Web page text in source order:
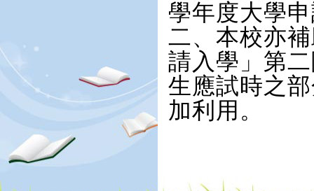
學年度大學
二、本校亦
請入學」第
生應試時之
加利用。